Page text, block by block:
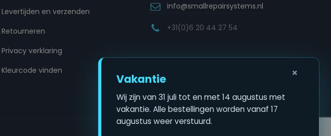
Levertijden en verzenden
Retourneren
Privacy verklaring
Kleurcode vinden
info@smallrepairsystems.nl
+31(0)6 20 44 27 54
×
Vakantie
Wij zijn van 31 juli tot en met 14 augustus met
vakantie. Alle bestellingen worden vanaf 17
augustus weer verstuurd.